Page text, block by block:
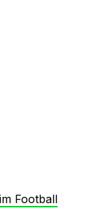
Football